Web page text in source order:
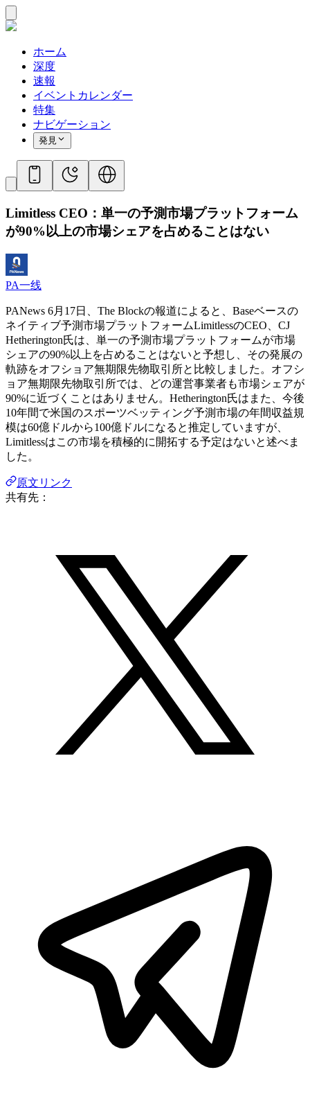
ホーム
深度
速報
イベントカレンダー
特集
ナビゲーション
発見
Limitless CEO：単一の予測市場プラットフォーム
が90%以上の市場シェアを占めることはない
PA一线
PANews 6月17日、The Blockの報道によると、Baseベースの
ネイティブ予測市場プラットフォームLimitlessのCEO、CJ
Hetherington氏は、単一の予測市場プラットフォームが市場
シェアの90%以上を占めることはないと予想し、その発展の
軌跡をオフショア無期限先物取引所と比較しました。オフシ
ョア無期限先物取引所では、どの運営事業者も市場シェアが
90%に近づくことはありません。Hetherington氏はまた、今後
10年間で米国のスポーツベッティング予測市場の年間収益規
模は60億ドルから100億ドルになると推定していますが、
Limitlessはこの市場を積極的に開拓する予定はないと述べま
した。
原文リンク
共有先：